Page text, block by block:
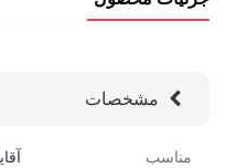
رنگ بندی های متنوع این
استایل شخصی تون رو هم
مشخصات
مناسب